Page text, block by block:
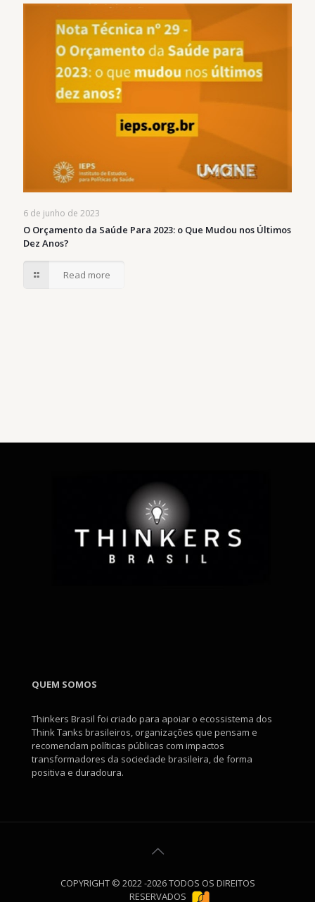
6 de junho de 2023
O Orçamento da Saúde Para 2023: o Que Mudou nos Últimos
Dez Anos?
Read more
QUEM SOMOS
Thinkers Brasil foi criado para apoiar o ecossistema dos
Think Tanks brasileiros, organizações que pensam e
recomendam políticas públicas com impactos
transformadores da sociedade brasileira, de forma
positiva e duradoura.
COPYRIGHT © 2022 -2026 TODOS OS DIREITOS
RESERVADOS